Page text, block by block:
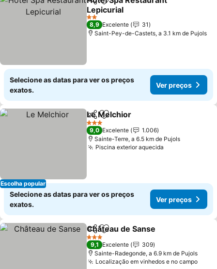
PartilharAdicionar aos favoritos
Lepicurial
Ver preços
2 Estrelas
8,9 Excelente
31
Saint-Pey-de-Castets, a 3.1 km de Pujols
Selecione as datas para ver os preços
exatos.
Ver preços
Escolha popular
PartilharAdicionar aos favoritos
Le Melchior
3 Estrelas
9,0 Excelente
1.006
Sainte-Terre, a 6.5 km de Pujols
Piscina exterior aquecida
Selecione as datas para ver os preços
exatos.
Ver preços
PartilharAdicionar aos favoritos
Château de Sanse
3 Estrelas
9,1 Excelente
309
Sainte-Radegonde, a 6.9 km de Pujols
Localização em vinhedos e no campoVer